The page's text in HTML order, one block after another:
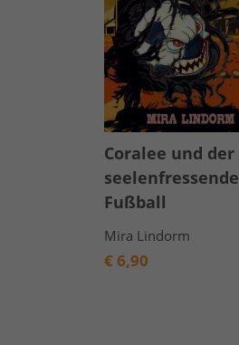
Coralee und der
seelenfressende
Fußball
Mira Lindorm
€6,90